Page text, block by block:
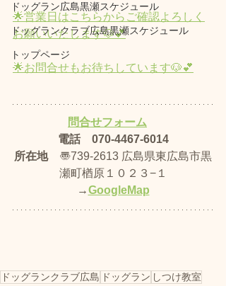
ドッグラン広島黒瀬スケジュール
ドッグランクラブ広島黒瀬スケジュール
トップページ
🌟営業日はこちらからご確認よろしく
お願いいたします🐶💕
🌟お問合せもお待ちしています🐶💕​
問合せフォーム
電話　070-4467-6014
所在地 〠739-2613 広島県東広島市黒
瀬町楢原１０２３−１
→GoogleMap
ドッグランクラブ広島 ドッグラン しつけ教室